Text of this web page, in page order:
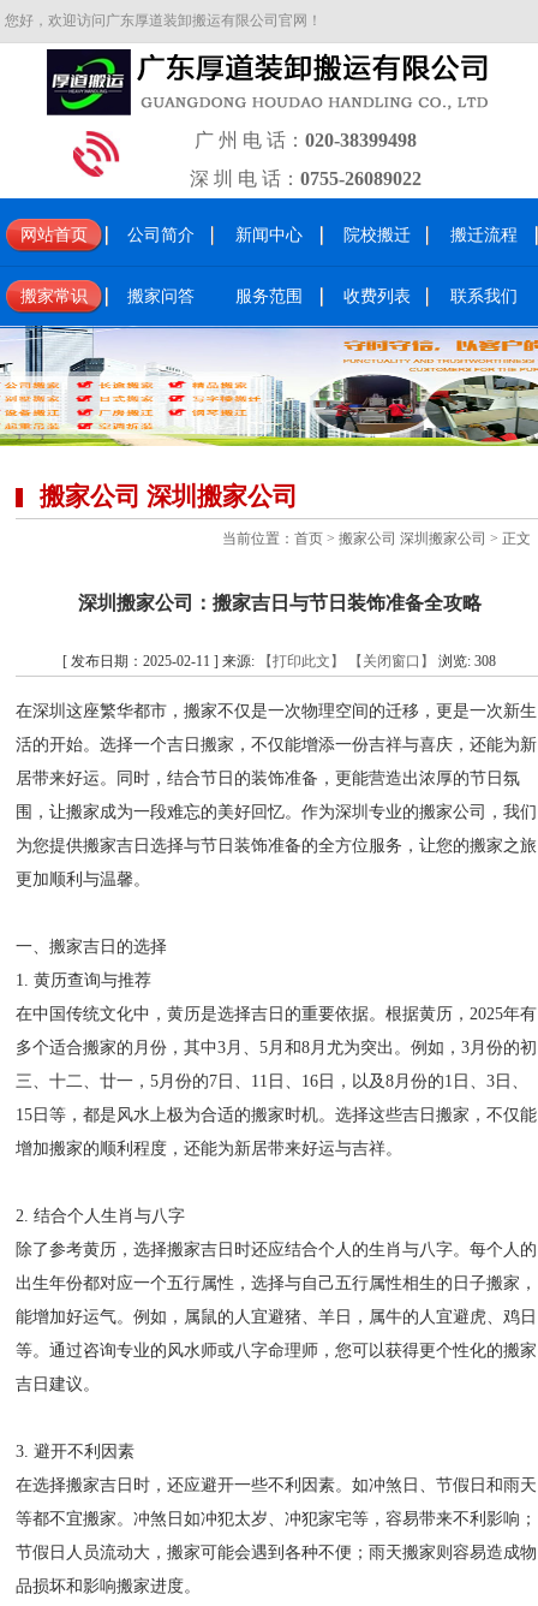
您好，欢迎访问广东厚道装卸搬运有限公司官网！
广 州 电 话： 020-38399498
深 圳 电 话： 0755-26089022
网站首页 公司简介 新闻中心 院校搬迁 搬迁流程
搬家常识 搬家问答 服务范围 收费列表 联系我们
搬家公司 深圳搬家公司
当前位置：首页 >搬家公司 深圳搬家公司 > 正文
深圳搬家公司：搬家吉日与节日装饰准备全攻略
[ 发布日期：2025-02-11 ] 来源: 【打印此文】 【关闭窗口】 浏览:308
在深圳这座繁华都市，搬家不仅是一次物理空间的迁移，更是一次新生
活的开始。选择一个吉日搬家，不仅能增添一份吉祥与喜庆，还能为新
居带来好运。同时，结合节日的装饰准备，更能营造出浓厚的节日氛
围，让搬家成为一段难忘的美好回忆。作为深圳专业的搬家公司，我们
为您提供搬家吉日选择与节日装饰准备的全方位服务，让您的搬家之旅
更加顺利与温馨。
一、搬家吉日的选择
1. 黄历查询与推荐
在中国传统文化中，黄历是选择吉日的重要依据。根据黄历，2025年有
多个适合搬家的月份，其中3月、5月和8月尤为突出。例如，3月份的初
三、十二、廿一，5月份的7日、11日、16日，以及8月份的1日、3日、
15日等，都是风水上极为合适的搬家时机。选择这些吉日搬家，不仅能
增加搬家的顺利程度，还能为新居带来好运与吉祥。
2. 结合个人生肖与八字
除了参考黄历，选择搬家吉日时还应结合个人的生肖与八字。每个人的
出生年份都对应一个五行属性，选择与自己五行属性相生的日子搬家，
能增加好运气。例如，属鼠的人宜避猪、羊日，属牛的人宜避虎、鸡日
等。通过咨询专业的风水师或八字命理师，您可以获得更个性化的搬家
吉日建议。
3. 避开不利因素
在选择搬家吉日时，还应避开一些不利因素。如冲煞日、节假日和雨天
等都不宜搬家。冲煞日如冲犯太岁、冲犯家宅等，容易带来不利影响；
节假日人员流动大，搬家可能会遇到各种不便；雨天搬家则容易造成物
品损坏和影响搬家进度。